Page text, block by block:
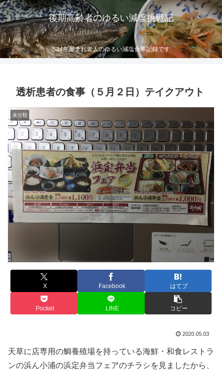
後期高齢者のゆるい減塩挑戦記
S24年産まれ老人のゆるい減塩食事記録です
透析患者の食事（５月２日）テイクアウト
未分類
X Facebook はてブ
Pocket LINE コピー
2020.05.03
天草に店専用の鯛養殖場を持っている海鮮・和食レストラ
ンの浜ん小浦の浜定弁当フェアのチラシを見ましたから、